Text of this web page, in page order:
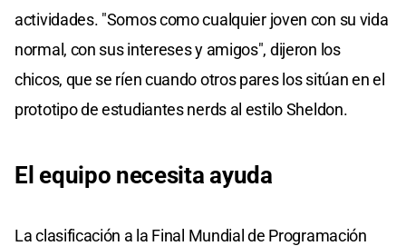
actividades. "Somos como cualquier joven con su vida
normal, con sus intereses y amigos", dijeron los
chicos, que se ríen cuando otros pares los sitúan en el
prototipo de estudiantes nerds al estilo Sheldon.
El equipo necesita ayuda
La clasificación a la Final Mundial de Programación